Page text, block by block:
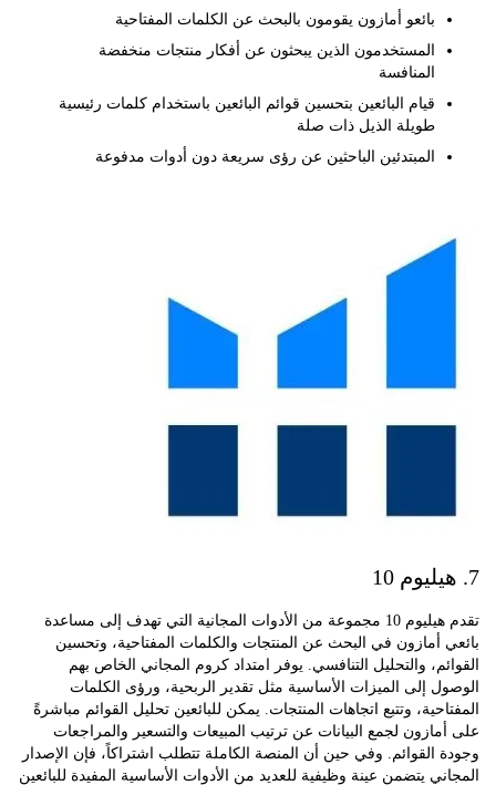
بائعو أمازون يقومون بالبحث عن الكلمات المفتاحية
المستخدمون الذين يبحثون عن أفكار منتجات منخفضة
قيام البائعين بتحسين قوائم البائعين باستخدام كلمات رئيسية
طويلة الذيل ذات صلة
المبتدئين الباحثين عن رؤى سريعة دون أدوات مدفوعة
تقدم هيليوم 10 مجموعة من الأدوات المجانية التي تهدف إلى مساعدة
أمازون في البحث عن المنتجات والكلمات المفتاحية، وتحسين
والتحليل التنافسي. يوفر امتداد كروم المجاني الخاص بهم
إلى الميزات الأساسية مثل تقدير الربحية، ورؤى الكلمات
وتتبع اتجاهات المنتجات. يمكن للبائعين تحليل القوائم مباشرةً
لجمع البيانات عن ترتيب المبيعات والتسعير والمراجعات
القوائم. وفي حين أن المنصة الكاملة تتطلب اشتراكاً، فإن الإصدار
يتضمن عينة وظيفية للعديد من الأدوات الأساسية المفيدة للبائعين